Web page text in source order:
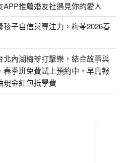
推薦婚友社遇見你的愛人
子自信與專注力，梅苓2026春
內湖梅苓打擊樂，結合故事與
季班免費試上預約中，早鳥報
現金紅包抵學費